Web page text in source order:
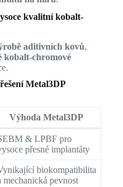
kvalitní kobalt-
aditivních kovů,
kobalt-chromové
Metal3DP
Výhoda Metal3DP
& LPBF pro
přesné implantáty
biokompatibilita
mechanická pevnost